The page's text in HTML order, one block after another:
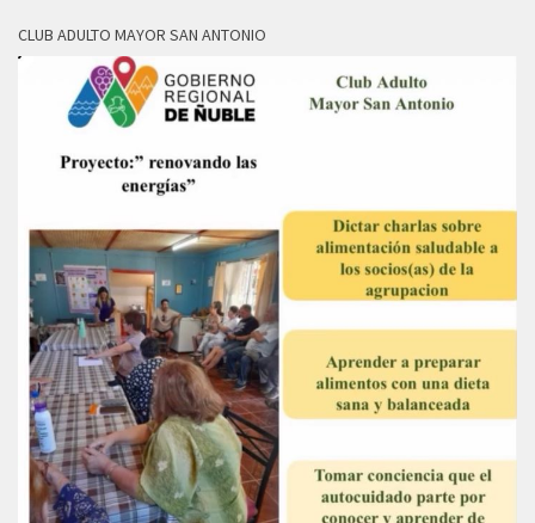
CLUB ADULTO MAYOR SAN ANTONIO